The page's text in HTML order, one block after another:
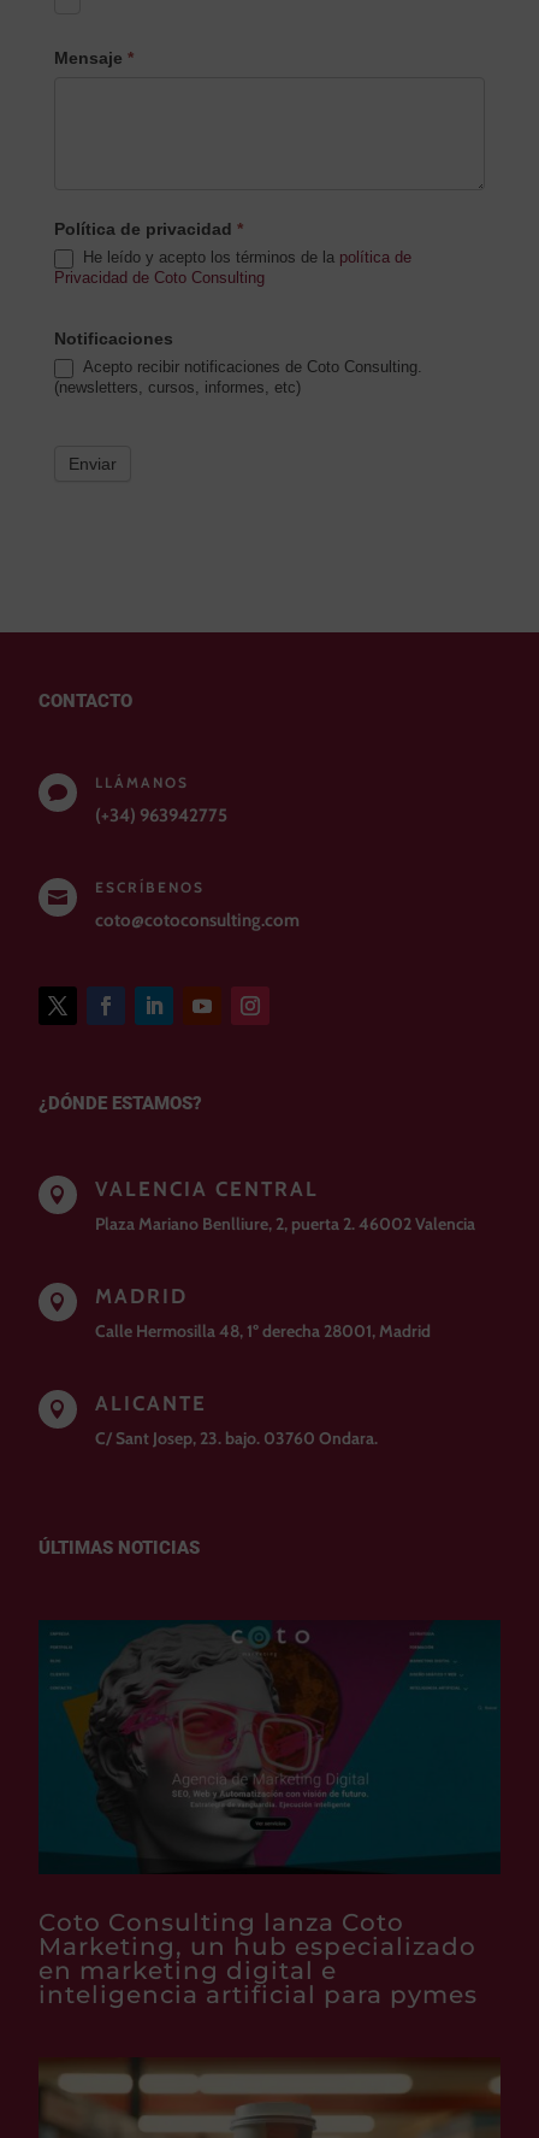
Mensaje *
Política de privacidad *
He leído y acepto los términos de la política de
Privacidad de Coto Consulting
Notificaciones
Acepto recibir notificaciones de Coto Consulting.
(newsletters, cursos, informes, etc)
Enviar
CONTACTO

LLÁMANOS
(+34) 963942775

ESCRÍBENOS
coto@cotoconsulting.com
¿DÓNDE ESTAMOS?
 VALENCIA CENTRAL
Plaza Mariano Benlliure, 2, puerta 2. 46002 Valencia
 MADRID
Calle Hermosilla 48, 1º derecha 28001, Madrid
 ALICANTE
C/ Sant Josep, 23. bajo. 03760 Ondara.
ÚLTIMAS NOTICIAS
Coto Consulting lanza Coto
Marketing, un hub especializado
en marketing digital e
inteligencia artificial para pymes